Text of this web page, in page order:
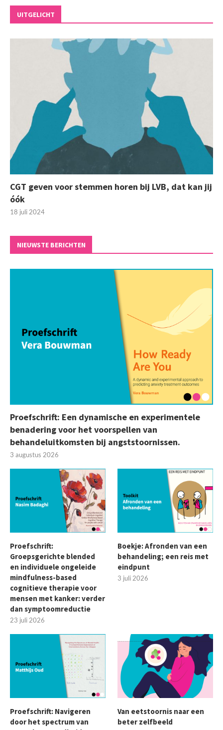
UITGELICHT
CGT geven voor stemmen horen bij LVB, dat kan jij
óók
18 juli 2024
NIEUWSTE BERICHTEN
Proefschrift: Een dynamische en experimentele
benadering voor het voorspellen van
behandeluitkomsten bij angststoornissen.
3 augustus 2026
Proefschrift:
Groepsgerichte blended
en individuele ongeleide
mindfulness-based
cognitieve therapie voor
mensen met kanker: verder
dan symptoomreductie
23 juli 2026
Boekje: Afronden van een
behandeling; een reis met
eindpunt
3 juli 2026
Proefschrift: Navigeren
door het spectrum van
Van eetstoornis naar een
beter zelfbeeld